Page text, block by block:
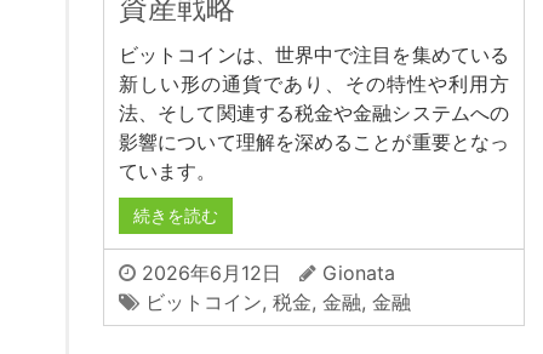
資産戦略
ビットコインは、世界中で注目を集めている
新しい形の通貨であり、その特性や利用方
法、そして関連する税金や金融システムへの
影響について理解を深めることが重要となっ
ています。
続きを読む
2026年6月12日
Gionata
ビットコイン, 税金, 金融, 金融